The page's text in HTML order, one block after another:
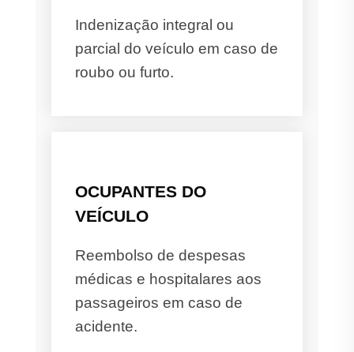
Indenização integral ou
parcial do veículo em caso de
roubo ou furto.
OCUPANTES DO
VEÍCULO
Reembolso de despesas
médicas e hospitalares aos
passageiros em caso de
acidente.